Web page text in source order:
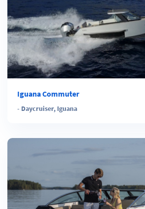
Iguana Commuter
- Daycruiser, Iguana